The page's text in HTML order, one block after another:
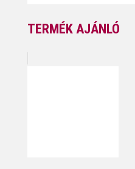
TERMÉK AJÁNLÓ